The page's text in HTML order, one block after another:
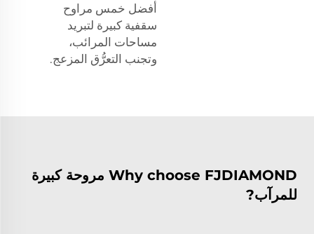
أفضل خمس مراوح
سقفية كبيرة لتبريد
مساحات المرائب،
وتجنب التعرُّق المزعج.
Why choose FJDIAMOND مروحة كبيرة
للمرآب?